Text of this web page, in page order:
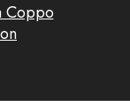
Coppo